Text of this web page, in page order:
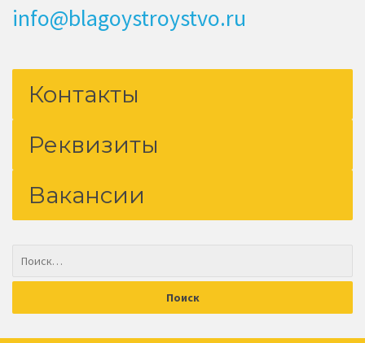
info@blagoystroystvo.ru
Контакты
Реквизиты
Вакансии